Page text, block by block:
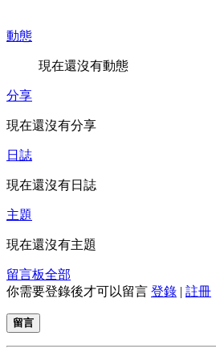
動態
現在還沒有動態
分享
現在還沒有分享
日誌
現在還沒有日誌
主題
現在還沒有主題
留言板全部
你需要登錄後才可以留言 登錄 | 註冊
留言